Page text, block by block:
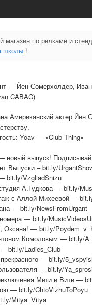
магазин по релкаме и
школы !
— Йен Сомерхолдер,
CABAC)
Американский актeр
Yoav — «Club Thing»
выпуск!
Выпуски – bit.ly/
bit.ly/VzgliadSnizu
А.Гудкова — bit.ly/
с Аллой Михеевой —
— bit.ly/NewsFromUrgant
— bit.ly/
Оксана! — bit.ly/
Комоловым — bit.ly/
bit.ly/Ladies_Club
— bit.ly/
— bit.ly/
Мити и Вити —
— bit.ly/ChtoVizhuToPoyu
Mitya_Vitya